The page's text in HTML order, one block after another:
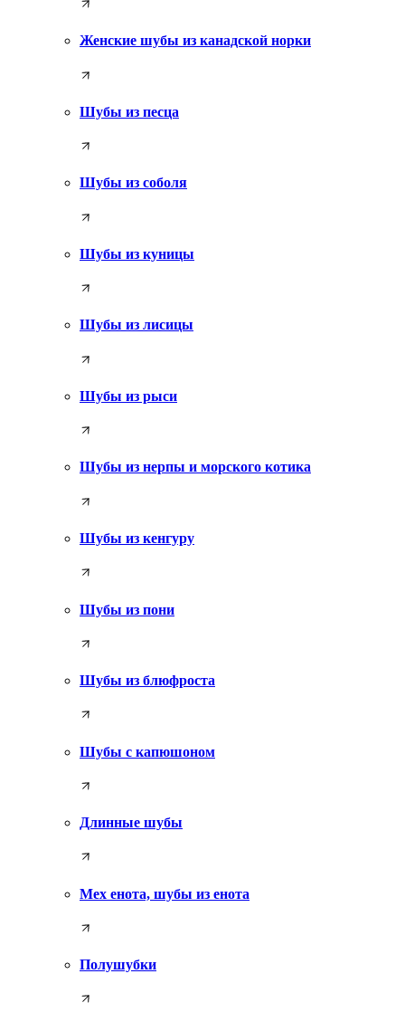
Женские шубы из канадской норки
Шубы из песца
Шубы из соболя
Шубы из куницы
Шубы из лисицы
Шубы из рыси
Шубы из нерпы и морского котика
Шубы из кенгуру
Шубы из пони
Шубы из блюфроста
Шубы с капюшоном
Длинные шубы
Мех енота, шубы из енота
Полушубки